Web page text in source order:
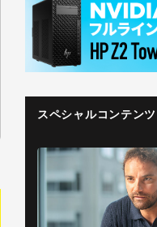
スペシャルコンテンツ